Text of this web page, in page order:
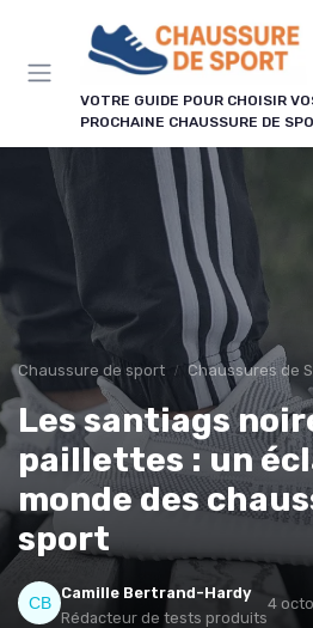
VOTRE GUIDE POUR CHOISIR
PROCHAINE CHAUSSURE DE
Chaussure de sport Chaussures de
Les santiags
paillettes : un
monde des
sport
Camille Bertrand-Hardy
Rédacteur de tests produits
4